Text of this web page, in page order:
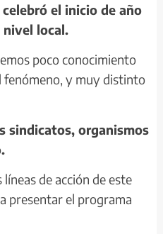
el inicio de año
nivel local.
poco conocimiento
fenómeno, y muy distinto
sindicatos, organismos
de acción de este
presentar el programa